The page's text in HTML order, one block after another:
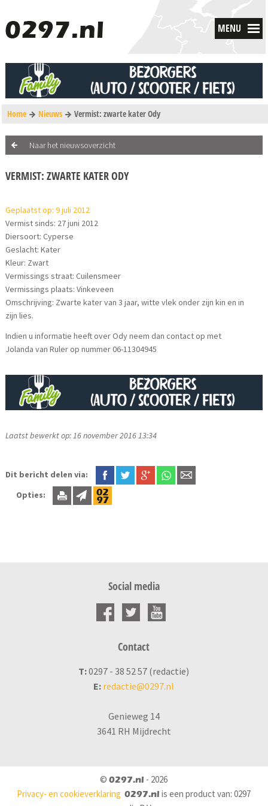
MENU
Home Nieuws Vermist: zwarte kater Ody
Naar het nieuwsoverzicht
VERMIST: ZWARTE KATER ODY
Geplaatst op: 9 juli 2012
Vermist sinds: 27 juni 2012
Diersoort: Cyperse
Geslacht: Kater
Kleur: Zwart
Vermissings straat: Cuilensmeer
Vermissings plaats: Vinkeveen
Omschrijving: Zwarte kater van 3 jaar, witte vlek onder zijn kin en in
zijn lies.
Indien u informatie heeft over Ody neem dan contact op met
Jolanda van Ruler op nummer 06-11304945
Laatst bewerkt op: 16 november 2016 13:34
Dit bericht delen via:
Opties:
Social media
Contact
T:0297 - 38 52 57 (redactie)
E: redactie@0297.nl
Genieweg 14
3641 RH Mijdrecht
©0297.nl - 2026
Privacy- en cookieverklaring 0297.nl is een product van: 0297